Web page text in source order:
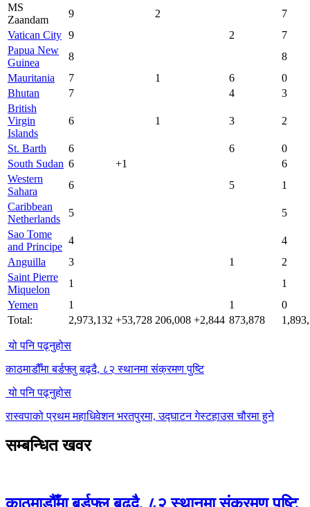
MS
Zaandam
9 2
7
Vatican City 9 2
7
Papua New
Guinea
8
8
Mauritania
7 1 6
0
Bhutan
7 4
3
British
Virgin
Islands
6 1 3 2
St. Barth 6 6
0
South Sudan 6 +1
6
Western
Sahara
6 5
1
Caribbean
Netherlands
5
5
Sao Tome
and Principe
4
4
Anguilla
3 1
2
Saint Pierre
Miquelon
1
1
Yemen
1 1
0
Total:
2,973,132 +53,728 206,008 +2,844 873,878
यो पनि पढ्नुहोस
काठमाडौँमा बर्डफ्लु बढ्दै, ८२ स्थानमा संक्रमण पुष्टि
यो पनि पढ्नुहोस
रास्वपाको प्रथम महाधिवेशन भरतपुरमा, उद्घाटन गेस्टहाउस चौरमा हुने
सम्बन्धित खवर